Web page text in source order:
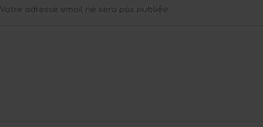
Votre adresse email ne sera pas publiée.